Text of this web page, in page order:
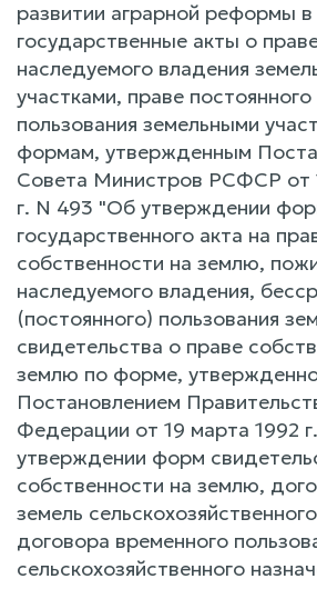
развитии аграрной реформы
государственные акты о
наследуемого владения
участками, праве
пользования земельными
формам, утвержденным
Совета Министров РСФСР от
г. N 493 "Об утверждении
государственного акта на
собственности на землю,
наследуемого владения,
(постоянного) пользования
свидетельства о праве
землю по форме,
Постановлением
Федерации от 19 марта 1992
утверждении форм
собственности на землю,
земель
договора временного
сельскохозяйственного